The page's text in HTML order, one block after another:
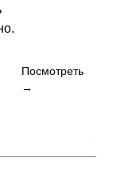
Посмотреть
→